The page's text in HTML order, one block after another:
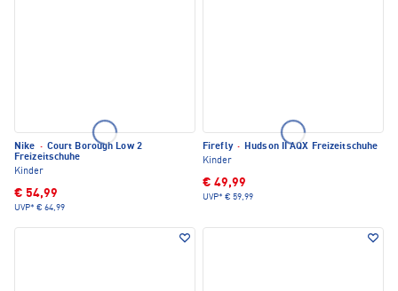
Nike · Court Borough Low 2
Freizeitschuhe
Kinder
€ 54,99
UVP* € 64,99
Firefly · Hudson II AQX Freizeitschuhe
Kinder
€ 49,99
UVP* € 59,99